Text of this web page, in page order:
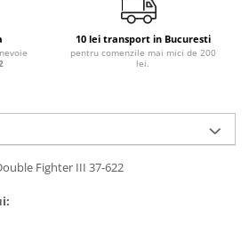
10 lei transport in Bucuresti
pentru comenzile mai mici de 200
lei.
Fighter III 37-622